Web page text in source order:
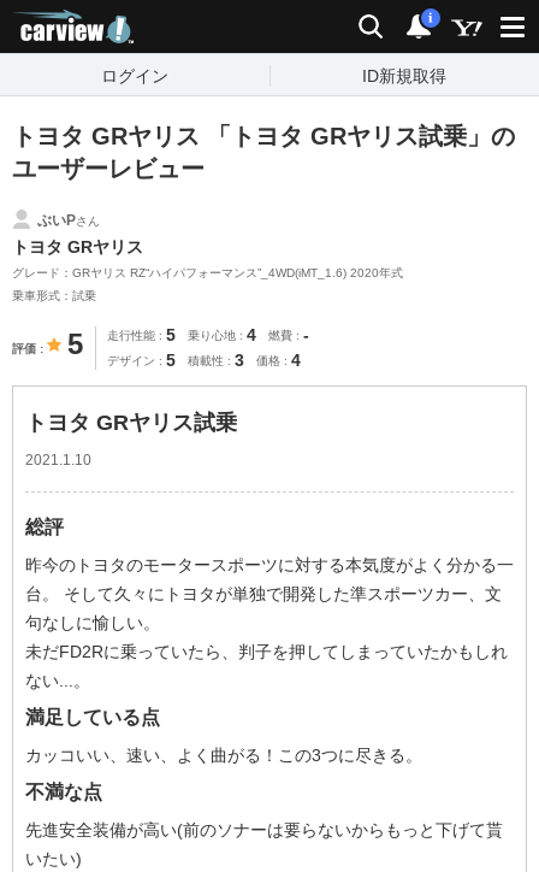
検索 通知
i
ログイン ID新規取得
トヨタ GRヤリス 「トヨタ GRヤリス試乗」の
ユーザーレビュー
ぶいPさん
トヨタ GRヤリス
グレード：GRヤリス RZ“ハイパフォーマンス”_4WD(iMT_1.6) 2020年式
乗車形式：試乗
評価 5 走行性能 5 乗り心地 4 燃費 -
デザイン 5 積載性 3 価格 4
トヨタ GRヤリス試乗
2021.1.10
総評
昨今のトヨタのモータースポーツに対する本気度がよく分かる一
台。 そして久々にトヨタが単独で開発した準スポーツカー、文
句なしに愉しい。
未だFD2Rに乗っていたら、判子を押してしまっていたかもしれ
ない...。
満足している点
カッコいい、速い、よく曲がる！この3つに尽きる。
不満な点
先進安全装備が高い(前のソナーは要らないからもっと下げて貰
いたい)